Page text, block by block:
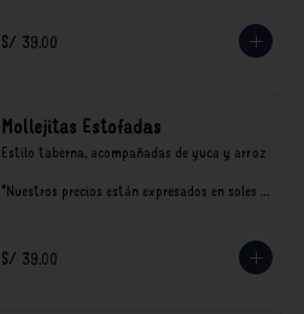
consumo.
S/ 39.00
Mollejitas Estofadas
Estilo taberna, acompañadas de yuca y arroz
*Nuestros precios están expresados en soles e
S/ 39.00